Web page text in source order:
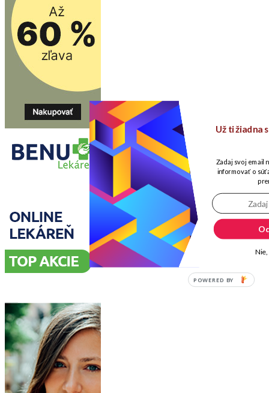
Už ti žiadna
Zadaj svoj email
informovať o